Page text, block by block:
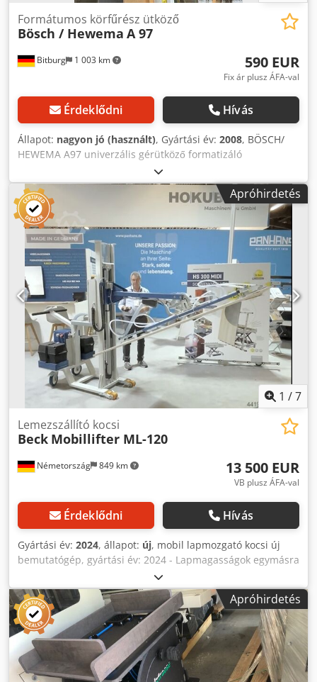
Bitburg 1 003 km
Formátumos körfűrész ütköző
Bösch / Hewema A 97
590 EUR
Fix ár plusz ÁFA-val
Érdeklődni Hívás
Állapot: nagyon jó (használt), Gyártási év: 2008, BÖSCH/
HEWEMA A97 univerzális gérütköző formatizáló
körfűrészekhez Zárt állapotban 90°-os szögvágások
végezhetők. A vágási szög beállításakor a két ütközőprofil
szinkronban mozog. A vágások elvégezhetők az első vagy a
hátsó ütközőfelületen. A fűrészszöget a skálázott lemezen
lehet leolvasni. Csdpfx Ahszbytljqerf
Apróhirdetés
1 /7
Németország 849 km
Lemezszállító kocsi
Beck Mobillifter ML-120
13 500 EUR
VB plusz ÁFA-val
Érdeklődni Hívás
Gyártási év: 2024, állapot: új, mobil lapmozgató kocsi új
bemutatógép, gyártási év: 2024 - Lapmagasságok egymásra
rakása 1600 mm-ig, elektromos meghajtás - Billentési szög
előre-hátra 100°, elektromosan működtetve - Fejcsukló
elforgatási szög jobbra-balra 180° - Fejcsukló teljes
elfordulási szög: 360° - Teherbírás: 120 kg - Lapméretek:
max. 2100 x 3200 mm - Teljes magasság: 2090 mm - 6 nagy
teljesítményű, szélességben állítható vákuumos
tapadókoronggal A Mobilifter ML-120 tartalmazza: - egy
mozgatható vázat - elektromos emelő és billentő rendszert
Apróhirdetés